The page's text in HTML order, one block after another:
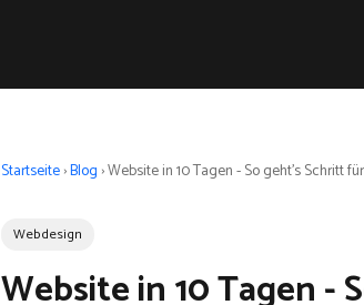
Startseite›Blog ›Website in 10 Tagen - So geht’s Schritt
Webdesign
Website in 10 Tagen -